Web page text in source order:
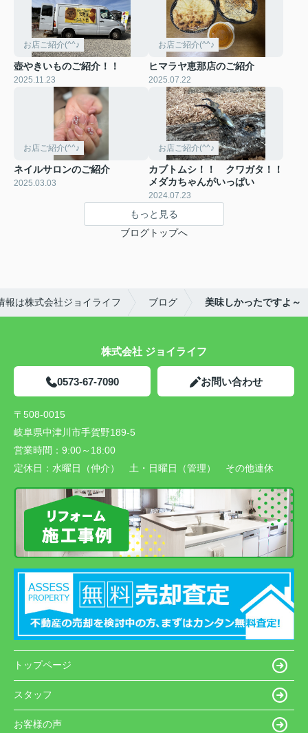
お店ご紹介(^^♪
壺やきいものご紹介！！
2025.11.23
お店ご紹介(^^♪
ヒマラヤ恵那店のご紹介
2025.07.22
お店ご紹介(^^♪
ネイルサロンのご紹介
2025.03.03
お店ご紹介(^^♪
カブトムシ！！ クワガタ！！
メダカちゃんがいっぱい
2024.07.23
もっと見る
ブログトップへ
報は株式会社ジョイライフ ブログ 美味しかったですよ～
株式会社 ジョイライフ
0573-67-7090 お問い合わせ
〒508-0015
岐阜県中津川市手賀野189-5
営業時間： 9:00～18:00
定休日： 水曜日（仲介） 土・日曜日（管理） その他連休
トップページ
スタッフ
お客様の声